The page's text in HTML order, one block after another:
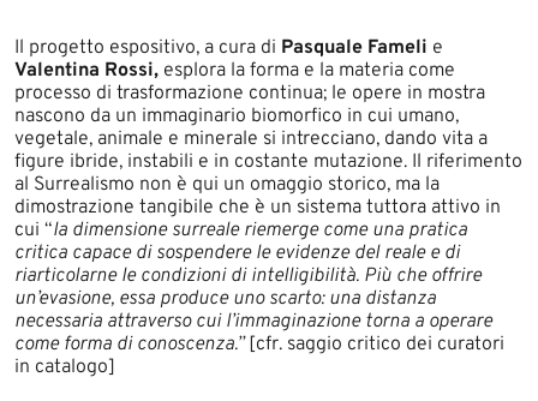
Il progetto espositivo, a cura di Pasquale Fameli e
Valentina Rossi, esplora la forma e la materia come
processo di trasformazione continua; le opere in mostra
nascono da un immaginario biomorfico in cui umano,
vegetale, animale e minerale si intrecciano, dando vita a
figure ibride, instabili e in costante mutazione. Il riferimento
al Surrealismo non è qui un omaggio storico, ma la
dimostrazione tangibile che è un sistema tuttora attivo in
cui “la dimensione surreale riemerge come una pratica
critica capace di sospendere le evidenze del reale e di
riarticolarne le condizioni di intelligibilità. Più che offrire
un’evasione, essa produce uno scarto: una distanza
necessaria attraverso cui l’immaginazione torna a operare
come forma di conoscenza.”[cfr. saggio critico dei curatori
in catalogo]